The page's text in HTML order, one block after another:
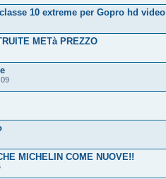
10 extreme per Gopro hd video
METà PREZZO
MICHELIN COME NUOVE!!